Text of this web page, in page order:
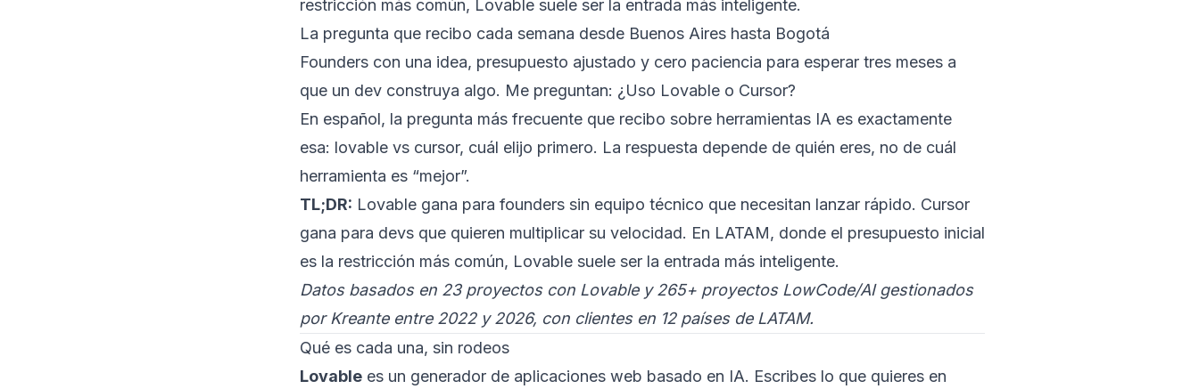
restricción más común, Lovable suele ser la entrada más inteligente.
La pregunta que recibo cada semana desde Buenos Aires hasta Bogotá
Founders con una idea, presupuesto ajustado y cero paciencia para esperar tres meses a
que un dev construya algo. Me preguntan: ¿Uso Lovable o Cursor?
En español, la pregunta más frecuente que recibo sobre herramientas IA es exactamente
esa: lovable vs cursor, cuál elijo primero. La respuesta depende de quién eres, no de cuál
herramienta es “mejor”.
TL;DR: Lovable gana para founders sin equipo técnico que necesitan lanzar rápido. Cursor
gana para devs que quieren multiplicar su velocidad. En LATAM, donde el presupuesto inicial
es la restricción más común, Lovable suele ser la entrada más inteligente.
Datos basados en 23 proyectos con Lovable y 265+ proyectos LowCode/AI gestionados
por Kreante entre 2022 y 2026, con clientes en 12 países de LATAM.
Qué es cada una, sin rodeos
Lovable es un generador de aplicaciones web basado en IA. Escribes lo que quieres en